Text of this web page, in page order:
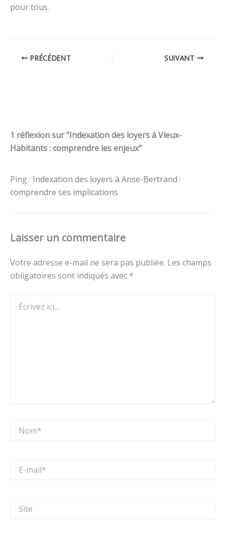
pour tous.
PRÉCÉDENT SUIVANT
1 réflexion sur “Indexation des loyers à Vieux-
Habitants : comprendre les enjeux”
Ping : Indexation des loyers à Anse-Bertrand :
comprendre ses implications
Laisser un commentaire
Votre adresse e-mail ne sera pas publiée. Les champs
obligatoires sont indiqués avec *
ici…
mail*